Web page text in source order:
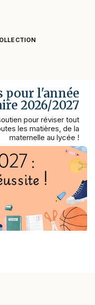
pour l'année
2026/2027
pour réviser tout
les matières, de la
maternelle au lycée !